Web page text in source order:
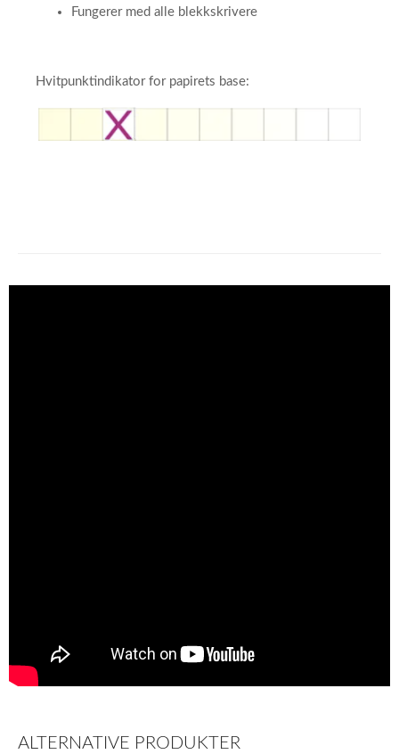
Fungerer med alle blekkskrivere
Hvitpunktindikator for papirets base:​
ALTERNATIVE PRODUKTER